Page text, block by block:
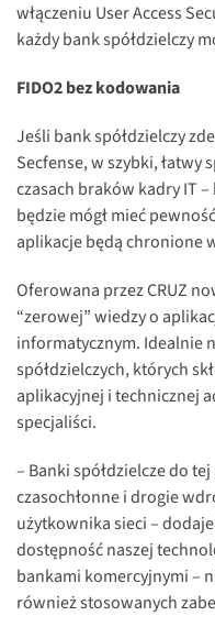
włączeniu User Access
każdy bank spółdzielczy
FIDO2 bez kodowania
Jeśli bank spółdzielczy
Secfense, w szybki, łatwy
czasach braków kadry IT
będzie mógł mieć
aplikacje będą chronione
Oferowana przez CRUZ
“zerowej” wiedzy o
informatycznym. Idealnie
spółdzielczych, których
aplikacyjnej i technicznej
specjaliści.
– Banki spółdzielcze do
czasochłonne i drogie
użytkownika sieci –
dostępność naszej
bankami komercyjnymi –
również stosowanych